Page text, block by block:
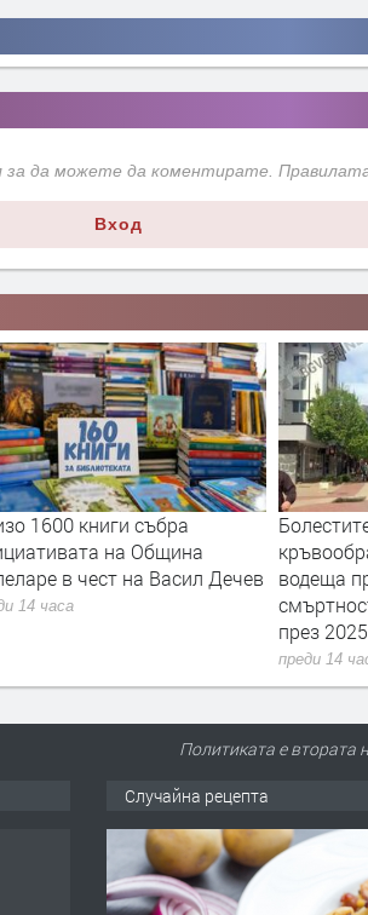
за да можете да коментирате.
Вход
1600 книги събра
на Община
в чест на Васил Дечев
14 часа
водеща
през
преди 14
Политиката е втората
Случайна рецепта